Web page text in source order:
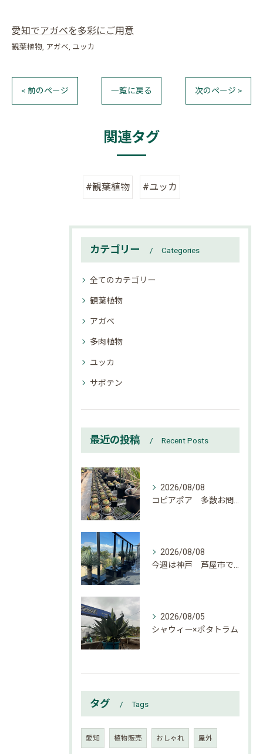
愛知でアガベを多彩にご用意
観葉植物 アガベ ユッカ
< 前のページ 一覧に戻る 次のページ >
関連タグ
#観葉植物 #ユッカ
カテゴリー Categories
全てのカテゴリー
観葉植物
アガベ
多肉植物
ユッカ
サボテン
最近の投稿 Recent Posts
2026/08/08
2026/08/08
2026/08/05
シャウィー×ポタトラム
タグ Tags
愛知 植物販売 おしゃれ 屋外